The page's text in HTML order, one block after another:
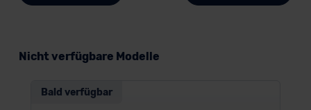
Nicht verfügbare Modelle
Bald verfügbar